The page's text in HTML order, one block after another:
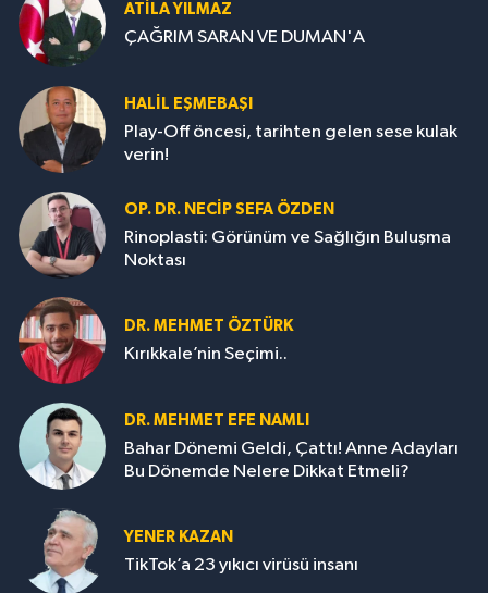
ATILA YILMAZ
ÇAĞRIM SARAN VE DUMAN'A
HALIL EŞMEBAŞI
Play-Off öncesi, tarihten gelen sese kulak
verin!
OP. DR. NECIP SEFA ÖZDEN
Rinoplasti: Görünüm ve Sağlığın Buluşma
Noktası
DR. MEHMET ÖZTÜRK
Kırıkkale’nin Seçimi..
DR. MEHMET EFE NAMLI
Bahar Dönemi Geldi, Çattı! Anne Adayları
Bu Dönemde Nelere Dikkat Etmeli?
YENER KAZAN
TikTok’a 23 yıkıcı virüsü insanı